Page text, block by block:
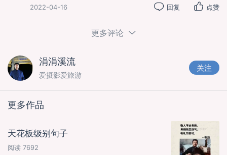
2022-04-16 回复 点赞
更多评论
涓涓溪流
爱摄影爱旅游
关注
更多作品
天花板级别句子
阅读 7692